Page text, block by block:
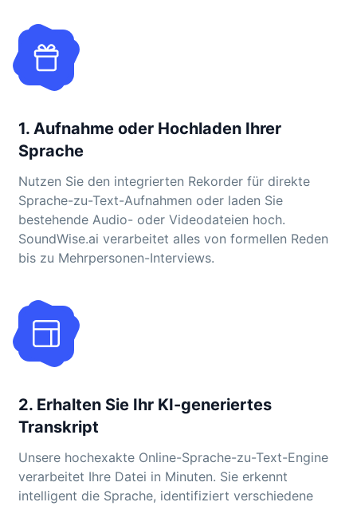
1. Aufnahme oder Hochladen Ihrer
Sprache
Nutzen Sie den integrierten Rekorder für direkte
Sprache-zu-Text-Aufnahmen oder laden Sie
bestehende Audio- oder Videodateien hoch.
SoundWise.ai verarbeitet alles von formellen Reden
bis zu Mehrpersonen-Interviews.
2. Erhalten Sie Ihr KI-generiertes
Transkript
Unsere hochexakte Online-Sprache-zu-Text-Engine
verarbeitet Ihre Datei in Minuten. Sie erkennt
intelligent die Sprache, identifiziert verschiedene